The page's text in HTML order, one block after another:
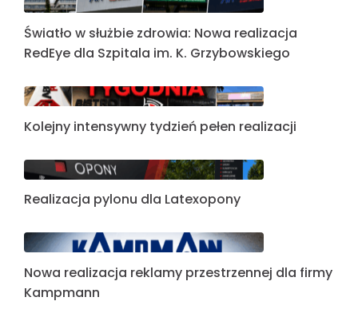
Światło w służbie zdrowia: Nowa realizacja
RedEye dla Szpitala im. K. Grzybowskiego
Kolejny intensywny tydzień pełen realizacji
Realizacja pylonu dla Latexopony
Nowa realizacja reklamy przestrzennej dla firmy
Kampmann